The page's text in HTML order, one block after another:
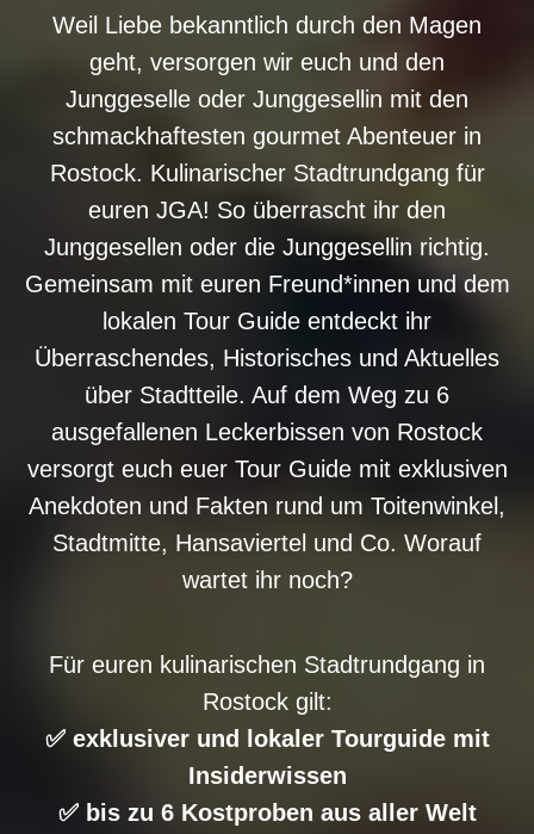
Weil Liebe bekanntlich durch den Magen
geht, versorgen wir euch und den
Junggeselle oder Junggesellin mit den
schmackhaftesten gourmet Abenteuer in
Rostock. Kulinarischer Stadtrundgang für
euren JGA! So überrascht ihr den
Junggesellen oder die Junggesellin richtig.
Gemeinsam mit euren Freund*innen und dem
lokalen Tour Guide entdeckt ihr
Überraschendes, Historisches und Aktuelles
über Stadtteile. Auf dem Weg zu 6
ausgefallenen Leckerbissen von Rostock
versorgt euch euer Tour Guide mit exklusiven
Anekdoten und Fakten rund um Toitenwinkel,
Stadtmitte, Hansaviertel und Co. Worauf
wartet ihr noch?
Für euren kulinarischen Stadtrundgang in
Rostock gilt:
✅ exklusiver und lokaler Tourguide mit
Insiderwissen
✅ bis zu 6 Kostproben aus aller Welt